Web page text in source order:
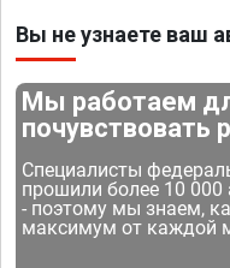
Вы не узнаете ваш
Мы работаем
почувствовать
Специалисты
прошили более 10
- поэтому мы знаем,
максимум от каждой